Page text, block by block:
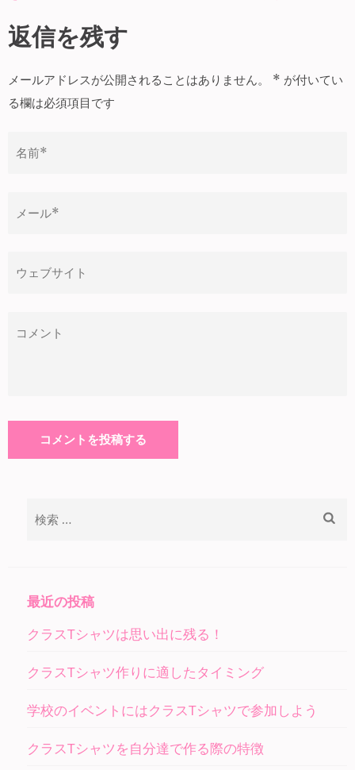
稿
ナ
ビ
ゲ
ー
ョ
返信を残す
メールアドレスが公開されることはありません。 * が付いてい
る欄は必須項目です
最近の投稿
クラスTシャツは思い出に残る！
クラスTシャツ作りに適したタイミング
学校のイベントにはクラスTシャツで参加しよう
クラスTシャツを自分達で作る際の特徴